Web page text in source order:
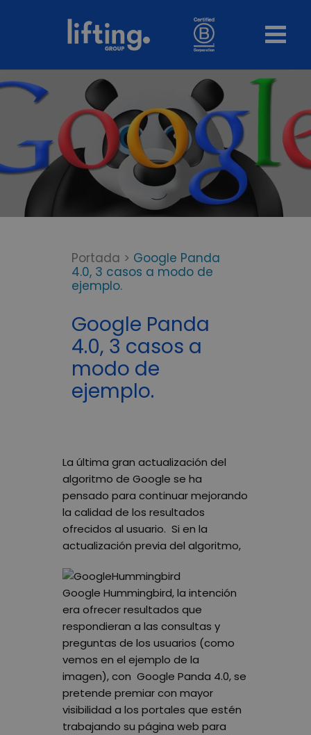
Portada > Google Panda
4.0, 3 casos a modo de
ejemplo.
Google Panda
4.0, 3 casos a
modo de
ejemplo.
La última gran actualización del
algoritmo de Google se ha
pensado para continuar mejorando
la calidad de los resultados
ofrecidos al usuario. Si en la
actualización previa del algoritmo,
Google Hummingbird, la intención
era ofrecer resultados que
respondieran a las consultas y
preguntas de los usuarios (como
vemos en el ejemplo de la
imagen), con Google Panda 4.0, se
pretende premiar con mayor
visibilidad a los portales que estén
trabajando su página web para